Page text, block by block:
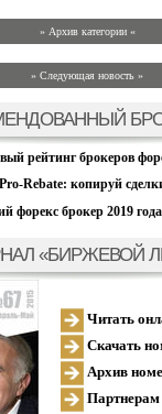
» Архив категории «
» Следующая новость »
рейтинг брокеров
Rebate: копируй
форекс брокер 2019 года
«БИРЖЕВОЙ
Читать
Скачать
Архив
Партнерам